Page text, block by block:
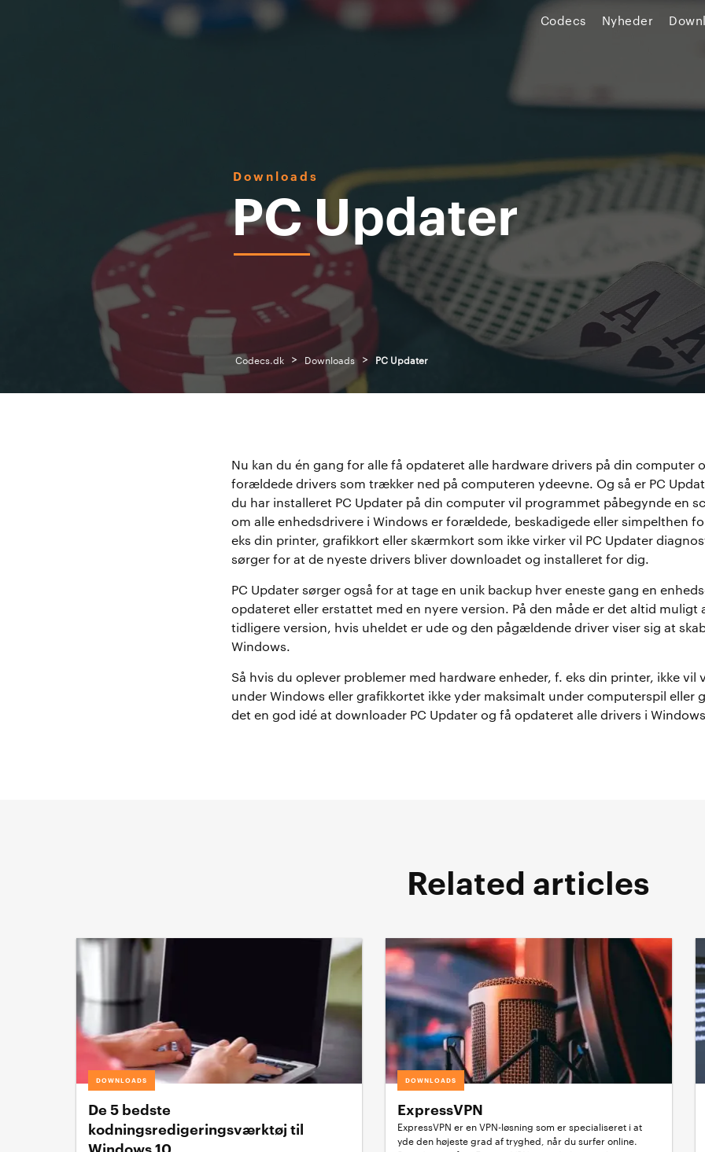
Codecs Nyheder
Downloads
PC Updater
Codecs.dk > Downloads > PC Updater
Nu kan du én gang for alle få opdateret alle hardware drivers på din computer
forældede drivers som trækker ned på computeren ydeevne. Og så er PC
du har installeret PC Updater på din computer vil programmet påbegynde en
om alle enhedsdrivere i Windows er forældede, beskadigede eller simpelthen
eks din printer, grafikkort eller skærmkort som ikke virker vil PC Updater
sørger for at de nyeste drivers bliver downloadet og installeret for dig.
PC Updater sørger også for at tage en unik backup hver eneste gang en
opdateret eller erstattet med en nyere version. På den måde er det altid muligt
tidligere version, hvis uheldet er ude og den pågældende driver viser sig at
Windows.
Så hvis du oplever problemer med hardware enheder, f. eks din printer, ikke vil
under Windows eller grafikkortet ikke yder maksimalt under computerspil eller
det en god idé at downloader PC Updater og få opdateret alle drivers i
Related articles
DOWNLOADS
De 5 bedste
kodningsredigeringsværktøj til
DOWNLOADS
ExpressVPN
ExpressVPN er en VPN-løsning som er specialiseret i at
yde den højeste grad af tryghed, når du surfer online.